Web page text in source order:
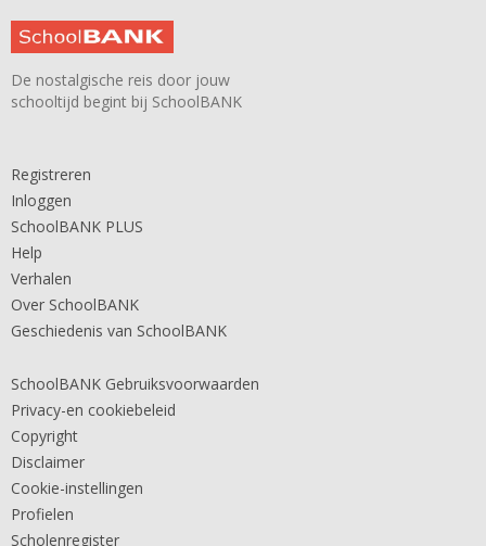
De nostalgische reis door jouw
schooltijd begint bij SchoolBANK
Registreren
Inloggen
SchoolBANK PLUS
Help
Verhalen
Over SchoolBANK
Geschiedenis van SchoolBANK
SchoolBANK Gebruiksvoorwaarden
Privacy-en cookiebeleid
Copyright
Disclaimer
Cookie-instellingen
Profielen
Scholenregister